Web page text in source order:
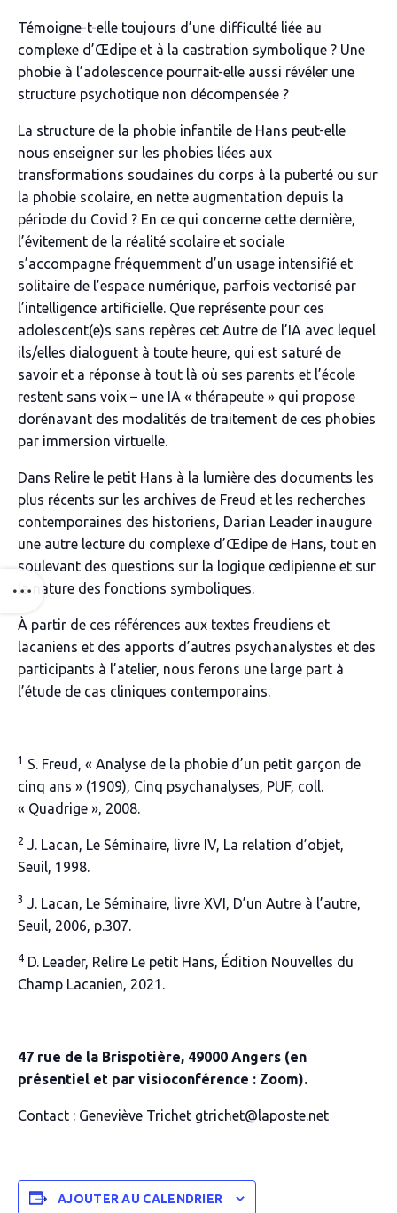
Témoigne-t-elle toujours d’une difficulté liée au
complexe d’Œdipe et à la castration symbolique ? Une
phobie à l’adolescence pourrait-elle aussi révéler une
structure psychotique non décompensée ?
La structure de la phobie infantile de Hans peut-elle
nous enseigner sur les phobies liées aux
transformations soudaines du corps à la puberté ou sur
la phobie scolaire, en nette augmentation depuis la
période du Covid ? En ce qui concerne cette dernière,
l’évitement de la réalité scolaire et sociale
s’accompagne fréquemment d’un usage intensifié et
solitaire de l’espace numérique, parfois vectorisé par
l’intelligence artificielle. Que représente pour ces
adolescent(e)s sans repères cet Autre de l’IA avec lequel
ils/elles dialoguent à toute heure, qui est saturé de
savoir et a réponse à tout là où ses parents et l’école
restent sans voix – une IA « thérapeute » qui propose
dorénavant des modalités de traitement de ces phobies
par immersion virtuelle.
Dans Relire le petit Hans à la lumière des documents les
plus récents sur les archives de Freud et les recherches
contemporaines des historiens, Darian Leader inaugure
une autre lecture du complexe d’Œdipe de Hans, tout en
soulevant des questions sur la logique œdipienne et sur
la nature des fonctions symboliques.
À partir de ces références aux textes freudiens et
lacaniens et des apports d’autres psychanalystes et des
participants à l’atelier, nous ferons une large part à
l’étude de cas cliniques contemporains.
1 S. Freud, « Analyse de la phobie d’un petit garçon de
cinq ans » (1909), Cinq psychanalyses, PUF, coll.
« Quadrige », 2008.
2 J. Lacan, Le Séminaire, livre IV, La relation d’objet,
Seuil, 1998.
3 J. Lacan, Le Séminaire, livre XVI, D’un Autre à l’autre,
Seuil, 2006, p.307.
4 D. Leader, Relire Le petit Hans, Édition Nouvelles du
Champ Lacanien, 2021.
47 rue de la Brispotière, 49000 Angers (en
présentiel et par visioconférence : Zoom).
Contact : Geneviève Trichet gtrichet@laposte.net
AJOUTER AU CALENDRIER